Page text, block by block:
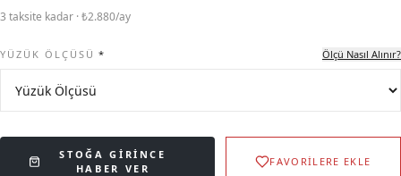
3 taksite kadar · ₺2.880/ay
YÜZÜK ÖLÇÜSÜ * Ölçü Nasıl Alınır?
STOĞA GIRINCE
HABER VER
FAVORİLERE EKLE